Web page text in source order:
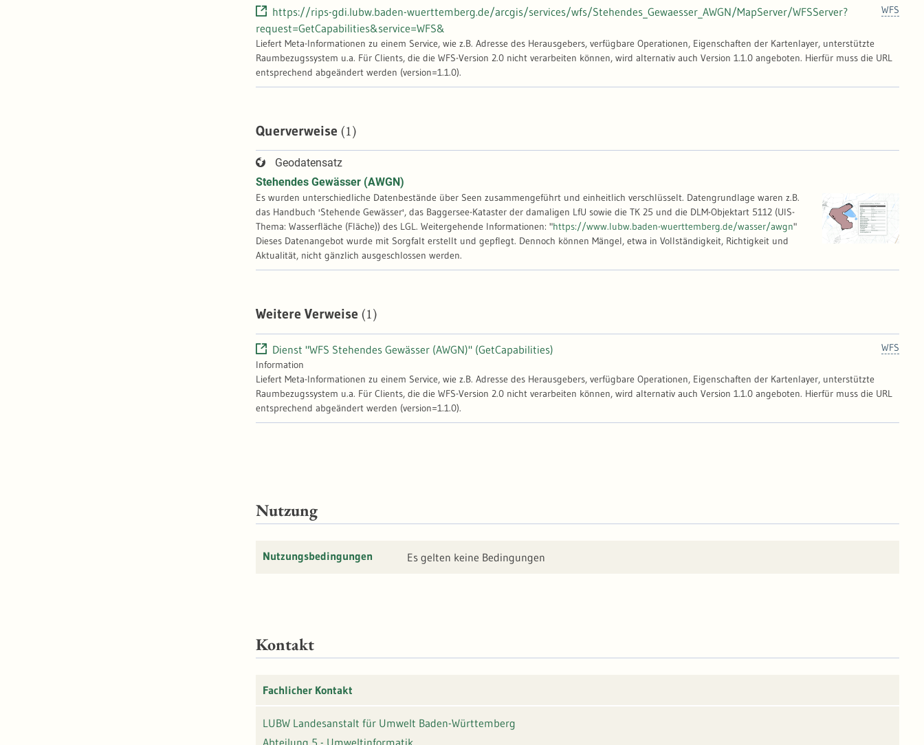
WFS
https://rips-gdi.lubw.baden-wuerttemberg.de/arcgis/services/wfs/Stehendes_Gewaesser_AWGN/MapServer/WFSServer?
request=GetCapabilities&service=WFS&
Liefert Meta-Informationen zu einem Service, wie z.B. Adresse des Herausgebers, verfügbare Operationen, Eigenschaften der Kartenlayer, unterstützte
Raumbezugssystem u.a. Für Clients, die die WFS-Version 2.0 nicht verarbeiten können, wird alternativ auch Version 1.1.0 angeboten. Hierfür muss die URL
entsprechend abgeändert werden (version=1.1.0).
Querverweise (1)
Geodatensatz
Stehendes Gewässer (AWGN)
Es wurden unterschiedliche Datenbestände über Seen zusammengeführt und einheitlich verschlüsselt. Datengrundlage waren z.B.
das Handbuch 'Stehende Gewässer', das Baggersee-Kataster der damaligen LfU sowie die TK 25 und die DLM-Objektart 5112 (UIS-
Thema: Wasserfläche (Fläche)) des LGL. Weitergehende Informationen: "https://www.lubw.baden-wuerttemberg.de/wasser/awgn"
Dieses Datenangebot wurde mit Sorgfalt erstellt und gepflegt. Dennoch können Mängel, etwa in Vollständigkeit, Richtigkeit und
Aktualität, nicht gänzlich ausgeschlossen werden.
Weitere Verweise (1)
WFS
Dienst "WFS Stehendes Gewässer (AWGN)" (GetCapabilities)
Information
Liefert Meta-Informationen zu einem Service, wie z.B. Adresse des Herausgebers, verfügbare Operationen, Eigenschaften der Kartenlayer, unterstützte
Raumbezugssystem u.a. Für Clients, die die WFS-Version 2.0 nicht verarbeiten können, wird alternativ auch Version 1.1.0 angeboten. Hierfür muss die URL
entsprechend abgeändert werden (version=1.1.0).
Nutzung
Nutzungsbedingungen Es gelten keine Bedingungen
Kontakt
Fachlicher Kontakt
LUBW Landesanstalt für Umwelt Baden-Württemberg
Abteilung 5 - Umweltinformatik